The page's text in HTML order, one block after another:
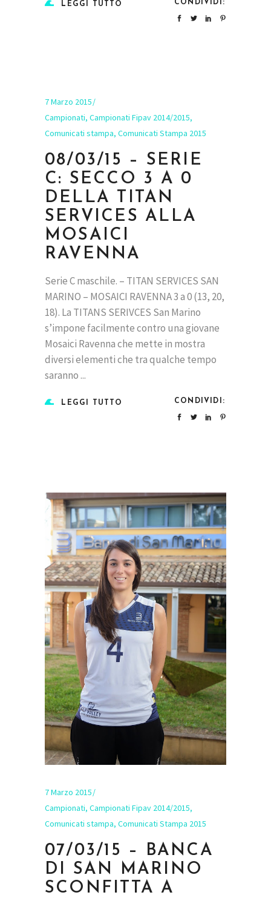
LEGGI TUTTO CONDIVIDI:
7 Marzo 2015
Campionati, Campionati Fipav 2014/2015,
Comunicati stampa, Comunicati Stampa 2015
08/03/15 – SERIE
C: SECCO 3 A 0
DELLA TITAN
SERVICES ALLA
MOSAICI
RAVENNA
Serie C maschile. – TITAN SERVICES SAN
MARINO – MOSAICI RAVENNA 3 a 0 (13, 20,
18). La TITANS SERIVCES San Marino
s’impone facilmente contro una giovane
Mosaici Ravenna che mette in mostra
diversi elementi che tra qualche tempo
saranno
LEGGI TUTTO CONDIVIDI:
7 Marzo 2015
Campionati, Campionati Fipav 2014/2015,
Comunicati stampa, Comunicati Stampa 2015
07/03/15 – BANCA
DI SAN MARINO
SCONFITTA A